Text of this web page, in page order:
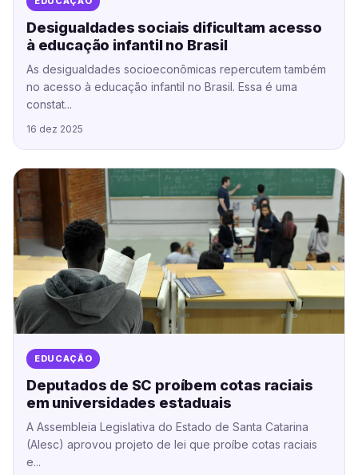
Desigualdades sociais dificultam acesso
à educação infantil no Brasil
As desigualdades socioeconômicas repercutem também
no acesso à educação infantil no Brasil. Essa é uma
constat...
16 dez 2025
EDUCAÇÃO
Deputados de SC proíbem cotas raciais
em universidades estaduais
A Assembleia Legislativa do Estado de Santa Catarina
(Alesc) aprovou projeto de lei que proíbe cotas raciais
e...